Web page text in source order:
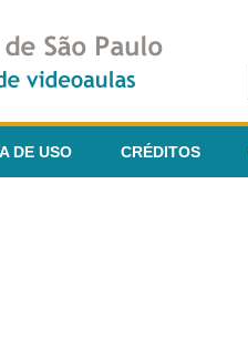
DE USO CRÉDITOS